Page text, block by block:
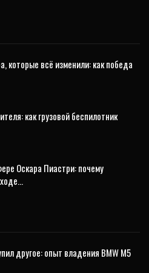
которые всё изменили: как победа
как грузовой беспилотник
Оскара Пиастри: почему
другое: опыт владения BMW M5